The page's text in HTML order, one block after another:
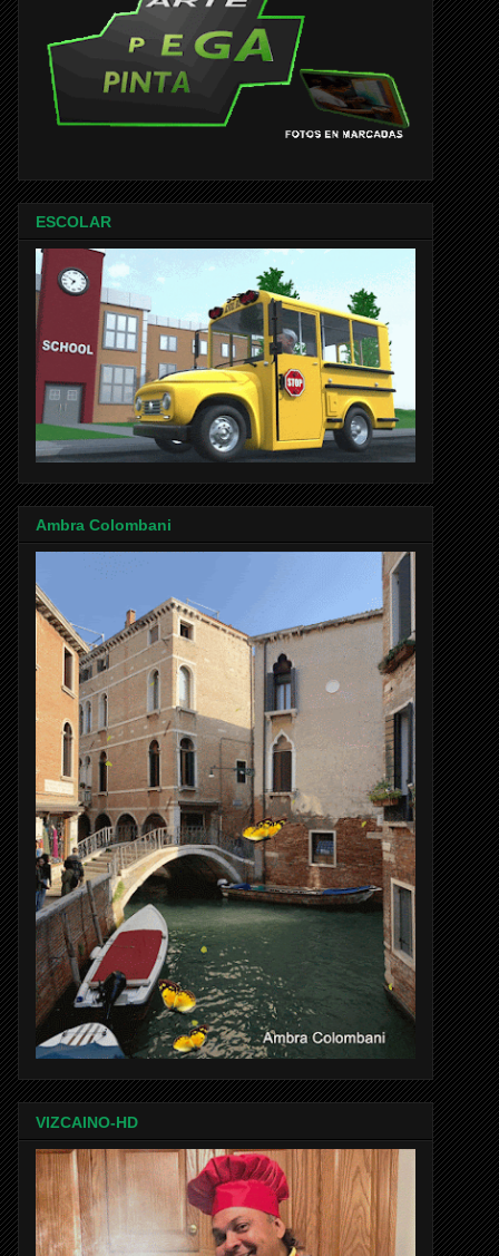
ESCOLAR
Ambra Colombani
VIZCAINO-HD